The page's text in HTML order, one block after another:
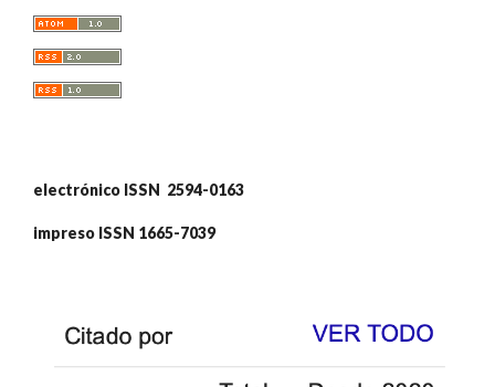
electrónico ISSN 2594-0163
impreso ISSN 1665-7039